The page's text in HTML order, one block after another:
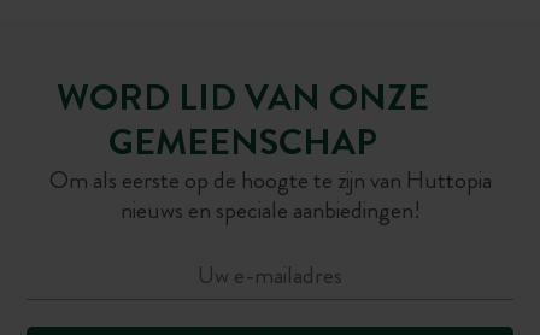
WORD LID VAN ONZE
GEMEENSCHAP
Om als eerste op de hoogte te zijn van Huttopia
nieuws en speciale aanbiedingen!